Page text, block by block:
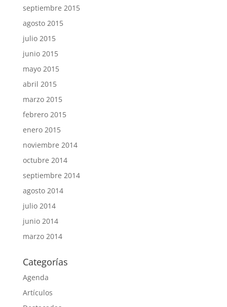
septiembre 2015
agosto 2015
julio 2015
junio 2015
mayo 2015
abril 2015
marzo 2015
febrero 2015
enero 2015
noviembre 2014
octubre 2014
septiembre 2014
agosto 2014
julio 2014
junio 2014
marzo 2014
Categorías
Agenda
Artículos